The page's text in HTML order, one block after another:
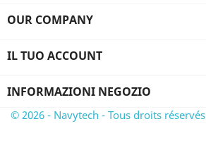
OUR COMPANY
IL TUO ACCOUNT
INFORMAZIONI NEGOZIO
© 2026 - Navytech - Tous droits réservés